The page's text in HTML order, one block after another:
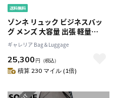
ゾンネ リュック ビジネスバッ
グ メンズ 大容量 出張 軽量
SONNE ビジネスリュック ノー
トPC タブレット ブランド 撥水
おしゃれ ナイロン 大人 カジュ
アル ビジネス 通勤 B4 A4 黒
ギャレリア Bag＆Luggage
25,300 円 （税込）
積算 230 マイル (1倍)